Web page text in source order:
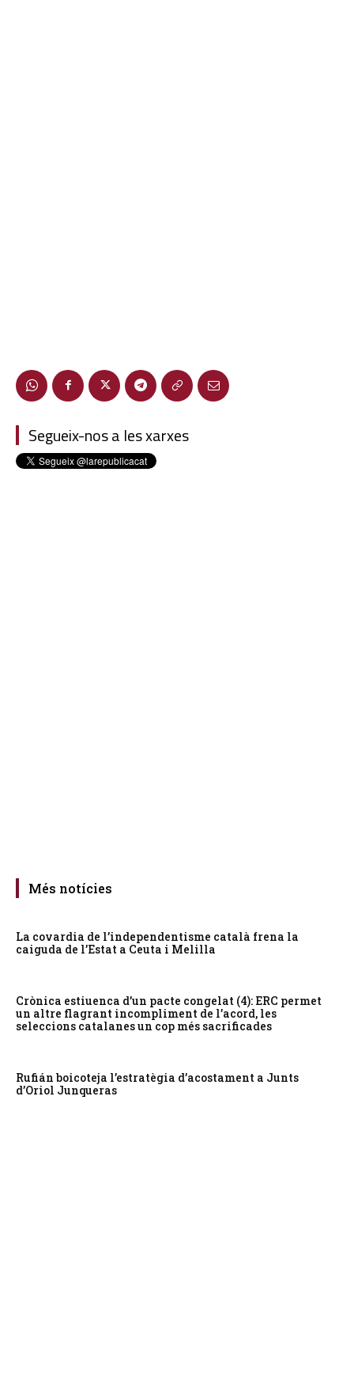
Segueix-nos a les xarxes
Més notícies
La covardia de l’independentisme català frena la
caiguda de l’Estat a Ceuta i Melilla
Crònica estiuenca d’un pacte congelat (4): ERC permet
un altre flagrant incompliment de l’acord, les
seleccions catalanes un cop més sacrificades
Rufián boicoteja l’estratègia d’acostament a Junts
d’Oriol Junqueras